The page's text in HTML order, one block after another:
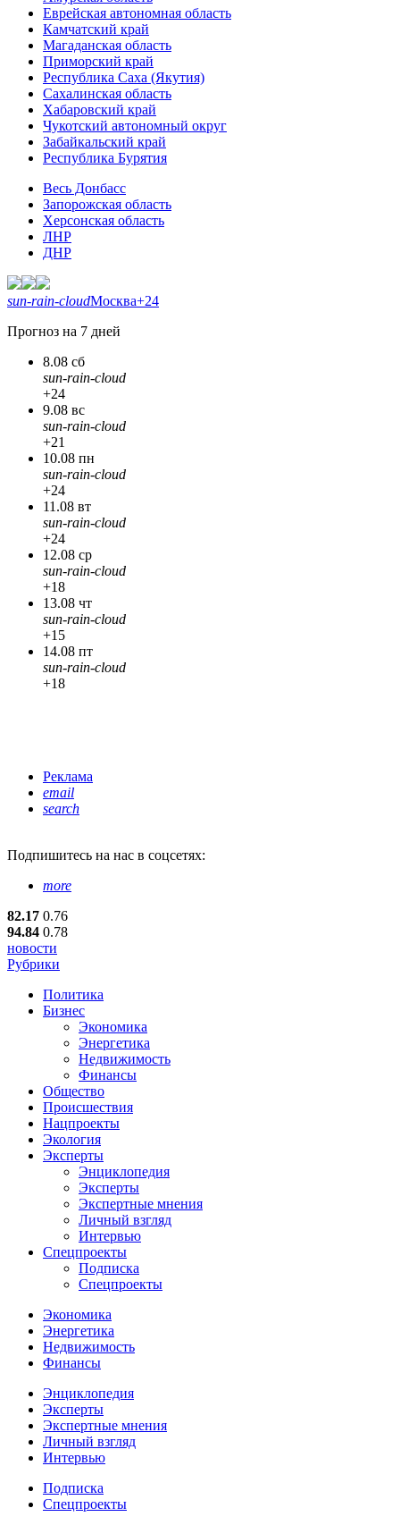
Еврейская автономная область
Камчатский край
Магаданская область
Приморский край
Республика Саха (Якутия)
Сахалинская область
Хабаровский край
Чукотский автономный округ
Забайкальский край
Республика Бурятия
Весь Донбасс
Запорожская область
Херсонская область
ЛНР
ДНР
sun-rain-cloudМосква+24
Прогноз на 7 дней
8.08 сб
sun-rain-cloud
+24
9.08 вс
sun-rain-cloud
+21
10.08 пн
sun-rain-cloud
+24
11.08 вт
sun-rain-cloud
+24
12.08 ср
sun-rain-cloud
+18
13.08 чт
sun-rain-cloud
+15
14.08 пт
sun-rain-cloud
+18
Реклама
email
search
Подпишитесь на нас в соцсетях:
more
82.17 0.76
94.84 0.78
новости
Рубрики
Политика
Бизнес
Экономика
Энергетика
Недвижимость
Финансы
Общество
Происшествия
Нацпроекты
Экология
Эксперты
Энциклопедия
Эксперты
Экспертные мнения
Личный взгляд
Интервью
Спецпроекты
Подписка
Спецпроекты
Экономика
Энергетика
Недвижимость
Финансы
Энциклопедия
Эксперты
Экспертные мнения
Личный взгляд
Интервью
Подписка
Спецпроекты